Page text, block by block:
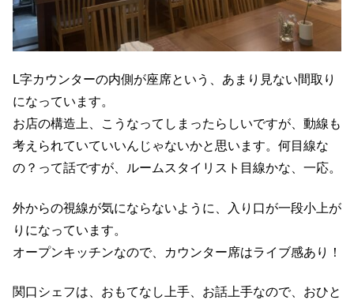
L字カウンターの内側が座席という、あまり見ない間取り
になっています。
お店の構造上、こうなってしまったらしいですが、動線も
考えられていていいんじゃないかと思います。何目線な
の？って話ですが、ルームスタイリスト目線かな、一応。
外からの視線が気にならないように、入り口が一段小上が
りになっています。
オープンキッチンなので、カウンター席はライブ感あり！
関口シェフは、おもてなし上手、お話上手なので、おひと